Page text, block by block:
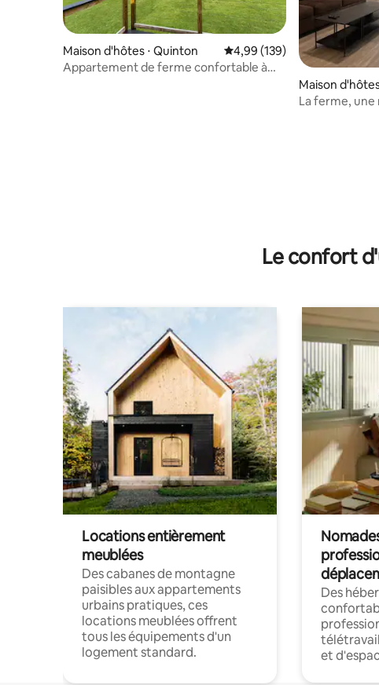
Maison d'hôtes ⋅ Quinton Évaluation moyenne sur la
4,99 (139)
Appartement de ferme confortable à
Maison
ille
La ferme, une
Le confort
Locations entièrement
meublées
Des cabanes de montagne
paisibles aux appartements
urbains pratiques, ces
locations meublées offrent
tous les équipements d'un
logement standard.
Des
et